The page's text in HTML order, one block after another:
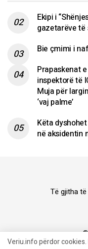
Ekipi i
gazetarëve të
Bie çmimi i
Prapaskenat
inspektorë të
Muja për
‘vaj palme’
Këta
në aksidentin
Të gjitha
Veriu.info përdor cookies.